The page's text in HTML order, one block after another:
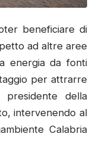
beneficiare di
ad altre aree
energia da fonti
per attrarre
presidente della
intervenendo al
Calabria